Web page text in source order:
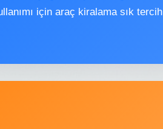
için araç kiralama sık tercih